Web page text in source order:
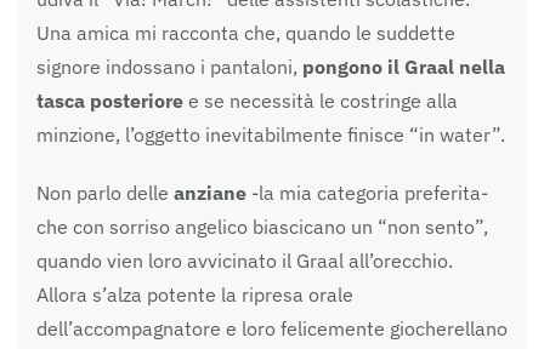
Una amica mi racconta che, quando le suddette
signore indossano i pantaloni, pongono il Graal nella
tasca posteriore e se necessità le costringe alla
minzione, l’oggetto inevitabilmente finisce “in water”.
Non parlo delle anziane -la mia categoria preferita-
che con sorriso angelico biascicano un “non sento”,
quando vien loro avvicinato il Graal all’orecchio.
Allora s’alza potente la ripresa orale
dell’accompagnatore e loro felicemente giocherellano